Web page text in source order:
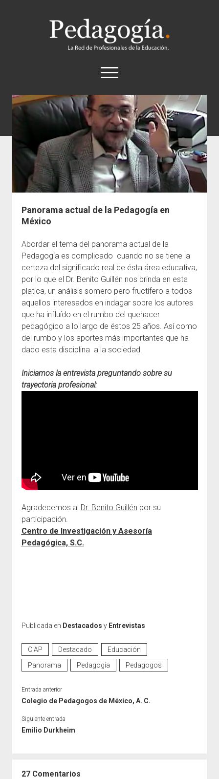
Pedagogía
abrir
el
twitter
Historia
Concepto
Entrevistas
Destacados
Biografías
Contacto
Panorama actual de la Pedagogía en
México
Abordar el tema del panorama actual de la
Pedagogía es complicado cuando no se tiene la
certeza del significado real de ésta área educativa,
por lo que el Dr. Benito Guillén nos brinda en esta
platica, un análisis somero pero fructífero a todos
aquellos interesados en indagar sobre los autores
que ha influído en el rumbo del quehacer
pedagógico a lo largo de éstos 25 años. Así como
del rumbo y los aportes más importantes que ha
dado esta disciplina a la sociedad.
Iniciamos la entrevista preguntando sobre su
trayectoria profesional:
Agradecemos al Dr. Benito Guillén por su
participación.
Centro de Investigación y Asesoría
Pedagógica, S.C.
Publicada en Destacados y Entrevistas
CIAP Destacado
Educación
Panorama
Pedagogía Pedagogos
Entrada anterior
Colegio de Pedagogos de México, A. C.
Siguiente entrada
Emilio Durkheim
27 Comentarios